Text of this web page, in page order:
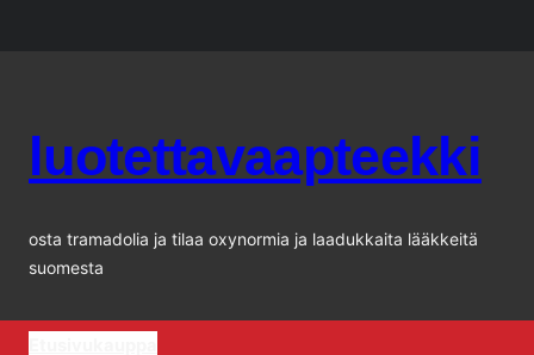
luotettavaapteekki
osta tramadolia ja tilaa oxynormia ja laadukkaita lääkkeitä
suomesta